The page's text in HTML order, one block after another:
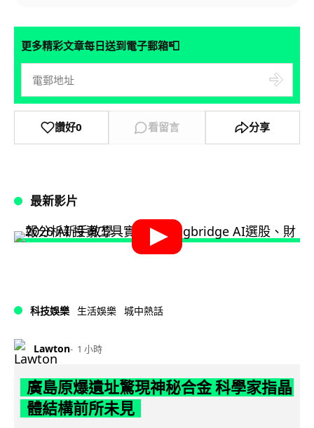
更多精彩文章每日送到電子郵箱📮
讚好0 看留言 分享
最新影片
科技娛樂 生活娛樂 城中熱話
Lawton 1 小時
廣島原爆遺址驚現神秘合金 科學家指晶
體結構前所未見